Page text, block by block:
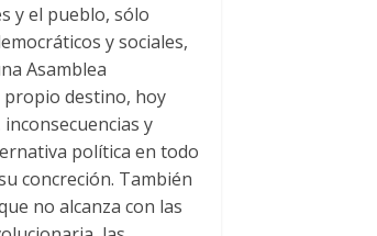
y el pueblo, sólo
y sociales,
Asamblea
propio destino, hoy
y
política en todo
concreción. También
no alcanza con las